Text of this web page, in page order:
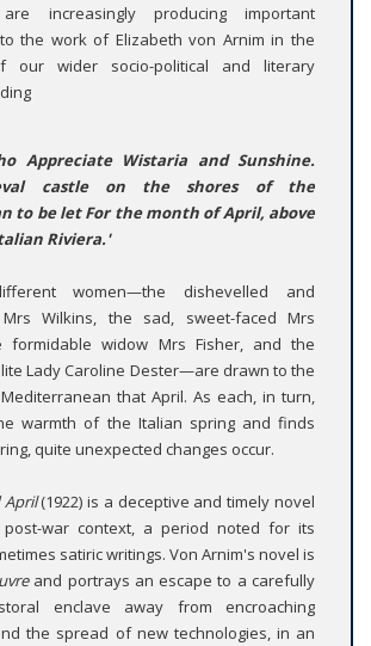
increasingly producing important
the work of Elizabeth von Arnim in the
our wider socio-political and literary
Appreciate Wistaria and Sunshine.
castle on the shores of the
to be let For the month of April, above
Riviera.'
women—the dishevelled and
Wilkins, the sad, sweet-faced Mrs
formidable widow Mrs Fisher, and the
Lady Caroline Dester—are drawn to the
that April. As each, in turn,
warmth of the Italian spring and finds
quite unexpected changes occur.
April(1922) is a deceptive and timely novel
war context, a period noted for its
satiric writings. Von Arnim's novel is
and portrays an escape to a carefully
enclave away from encroaching
the spread of new technologies, in an